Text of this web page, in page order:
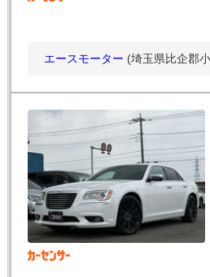
エースモーター (埼玉県比企郡